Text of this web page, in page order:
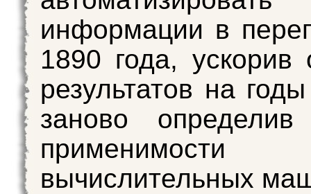
информации в
1890 года, ускорив
результатов на
заново
применимости
вычислительных